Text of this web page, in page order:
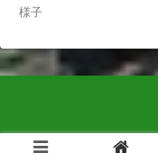
様子